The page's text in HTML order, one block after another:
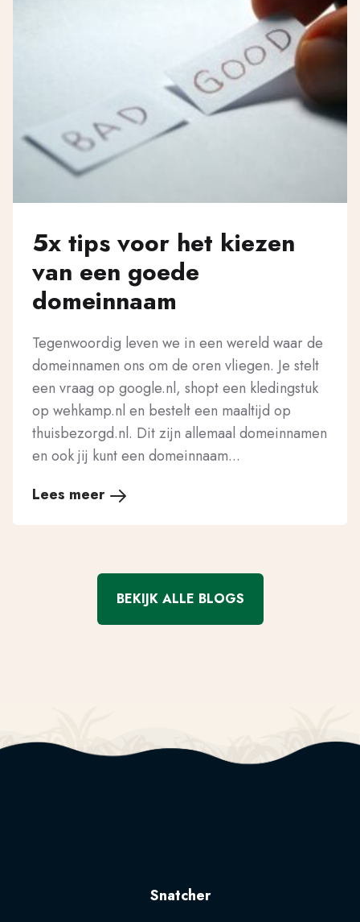
5x tips voor het kiezen
van een goede
domeinnaam
Tegenwoordig leven we in een wereld waar de
domeinnamen ons om de oren vliegen. Je stelt
een vraag op google.nl, shopt een kledingstuk
op wehkamp.nl en bestelt een maaltijd op
thuisbezorgd.nl. Dit zijn allemaal domeinnamen
en ook jij kunt een domeinnaam...
Lees meer
BEKIJK ALLE BLOGS
Snatcher